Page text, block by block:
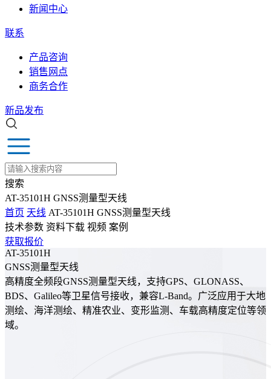
新闻中心
联系
产品咨询
销售网点
商务合作
新品发布
搜索
AT-35101H GNSS测量型天线
首页 天线 AT-35101H GNSS测量型天线
技术参数 资料下载 视频 案例
获取报价
AT-35101H
GNSS测量型天线
高精度全频段GNSS测量型天线，支持GPS、GLONASS、
BDS、Galileo等卫星信号接收，兼容L-Band。广泛应用于大地
测绘、海洋测绘、精准农业、变形监测、车载高精度定位等领
域。